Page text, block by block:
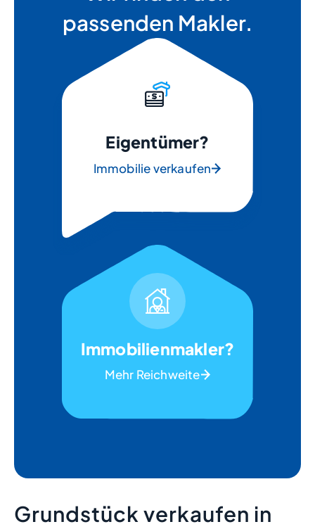
passenden Makler.
Eigentümer?
Immobilie verkaufen
Immobilienmakler?
Mehr Reichweite
Grundstück verkaufen in